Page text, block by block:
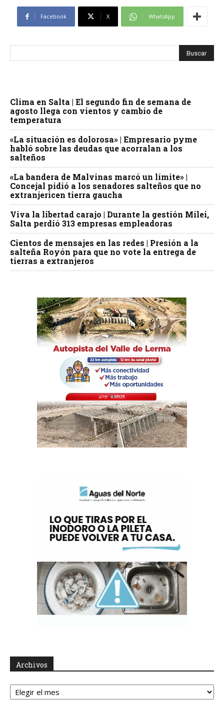
Facebook X WhatsApp
Clima en Salta | El segundo fin de semana de
agosto llega con vientos y cambio de
temperatura
«La situación es dolorosa» | Empresario pyme
habló sobre las deudas que acorralan a los
salteños
«La bandera de Malvinas marcó un límite» |
Concejal pidió a los senadores salteños que no
extranjericen tierra gaucha
Viva la libertad carajo | Durante la gestión Milei,
Salta perdió 313 empresas empleadoras
Cientos de mensajes en las redes | Presión a la
salteña Royón para que no vote la entrega de
tierras a extranjeros
Archivos
Archivos